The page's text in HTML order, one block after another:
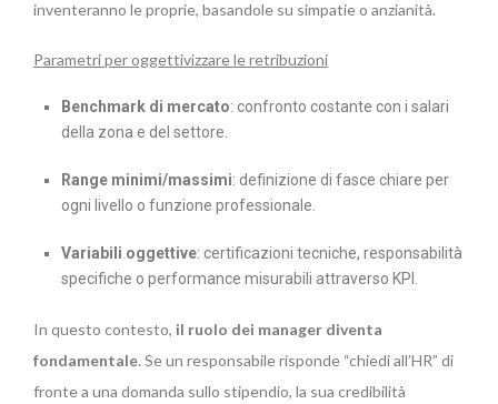
inventeranno le proprie, basandole su simpatie o anzianità.
Parametri per oggettivizzare le retribuzioni
Benchmark di mercato: confronto costante con i salari
della zona e del settore.
Range minimi/massimi: definizione di fasce chiare per
ogni livello o funzione professionale.
Variabili oggettive: certificazioni tecniche, responsabilità
specifiche o performance misurabili attraverso KPI.
In questo contesto, il ruolo dei manager diventa
fondamentale. Se un responsabile risponde “chiedi all’HR” di
fronte a una domanda sullo stipendio, la sua credibilità